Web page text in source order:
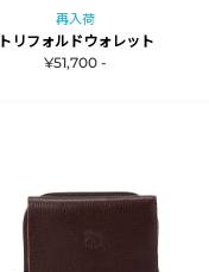
再入荷
トリフォルドウォレット
¥51,700 -